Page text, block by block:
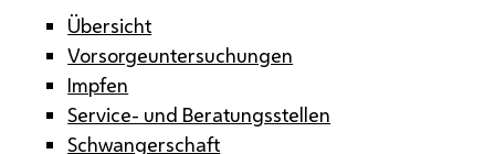
Übersicht
Vorsorgeuntersuchungen
Impfen
Service- und Beratungsstellen
Schwangerschaft